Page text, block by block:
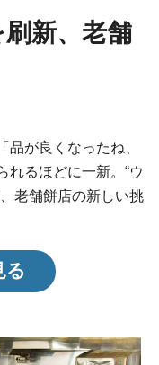
新、老舗
が良くなったね、
れるほどに一新。“ウ
老舗餅店の新しい挑
る